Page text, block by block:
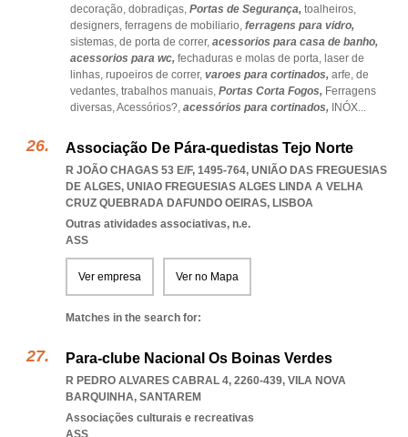
decoração, dobradiças, Portas de Segurança, toalheiros,
designers, ferragens de mobiliario, ferragens para vidro,
sistemas, de porta de correr, acessorios para casa de banho,
acessorios para wc, fechaduras e molas de porta, laser de
linhas, rupoeiros de correr, varoes para cortinados, arfe, de
vedantes, trabalhos manuais, Portas Corta Fogos, Ferragens
diversas,Acessórios?, acessórios para cortinados, INÓX...
Associação De Pára-quedistas Tejo Norte
R JOÃO CHAGAS 53 E/F, 1495-764, UNIÃO DAS FREGUESIAS
DE ALGES, UNIAO FREGUESIAS ALGES LINDA A VELHA
CRUZ QUEBRADA DAFUNDO OEIRAS, LISBOA
Outras atividades associativas, n.e.
ASS
Ver empresa Ver no Mapa
Matches in the search for:
Para-clube Nacional Os Boinas Verdes
R PEDRO ALVARES CABRAL 4, 2260-439, VILA NOVA
BARQUINHA, SANTAREM
Associações culturais e recreativas
ASS